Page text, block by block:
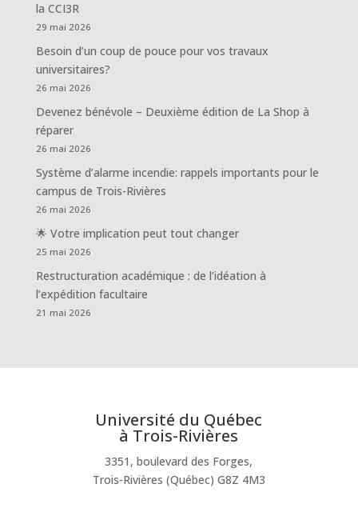
la CCI3R
29 mai 2026
Besoin d’un coup de pouce pour vos travaux
universitaires?
26 mai 2026
Devenez bénévole – Deuxième édition de La Shop à
réparer
26 mai 2026
Système d’alarme incendie: rappels importants pour le
campus de Trois-Rivières
26 mai 2026
🌟 Votre implication peut tout changer
25 mai 2026
Restructuration académique : de l’idéation à
l’expédition facultaire
21 mai 2026
Université du Québec
à Trois-Rivières
3351, boulevard des Forges,
Trois-Rivières (Québec) G8Z 4M3